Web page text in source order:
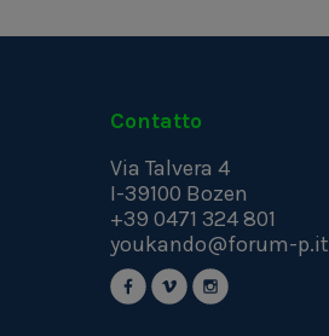
Contatto
Via Talvera 4
I-39100 Bozen
+39 0471 324 801
youkando@forum-p.it